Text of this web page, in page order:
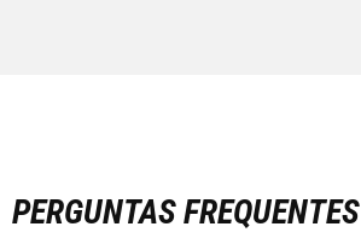
PERGUNTAS FREQUENTES